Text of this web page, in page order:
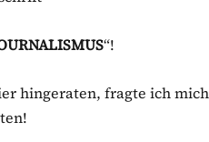
“!
hingeraten, fragte ich